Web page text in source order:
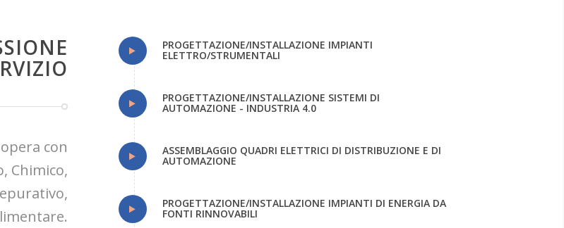
con
Chimico,
PROGETTAZIONE/INSTALLAZIONE IMPIANTI
ELETTRO/STRUMENTALI
PROGETTAZIONE/INSTALLAZIONE SISTEMI DI
AUTOMAZIONE - INDUSTRIA 4.0
ASSEMBLAGGIO QUADRI ELETTRICI DI DISTRIBUZIONE E DI
AUTOMAZIONE
PROGETTAZIONE/INSTALLAZIONE IMPIANTI DI ENERGIA DA
FONTI RINNOVABILI